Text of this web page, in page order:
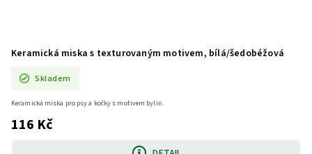
Keramická miska s texturovaným motivem, bílá/šedobéžová
Skladem
116 Kč
Keramická miska pro psy a kočky s motivem bylin.